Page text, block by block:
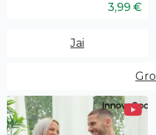
3,99 €
Jai